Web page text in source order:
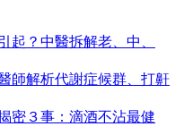
起？中醫拆解老、中、
師解析代謝症候群、打鼾
密３事：滴酒不沾最健